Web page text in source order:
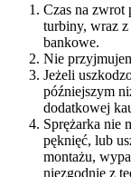
Czas na zwrot
turbiny, wraz z
bankowe.
Nie
Jeżeli
późniejszym
dodatkowej
Sprężarka nie
pęknięć, lub
montażu,
niezgodnie z